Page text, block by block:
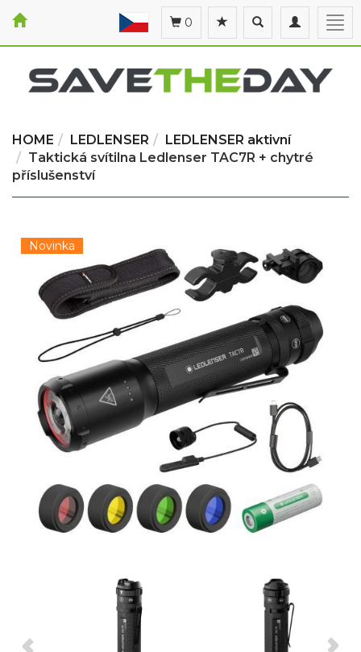
Toggle
navigation
Toggle
search
0
HOME LEDLENSER
LEDLENSER aktivní
Taktická svítilna Ledlenser TAC7R + chytré
příslušenství
Novinka